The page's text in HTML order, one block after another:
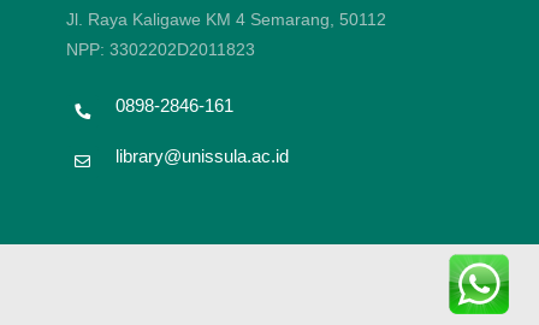
Jl. Raya Kaligawe KM 4 Semarang, 50112
NPP: 3302202D2011823
0898-2846-161
library@unissula.ac.id